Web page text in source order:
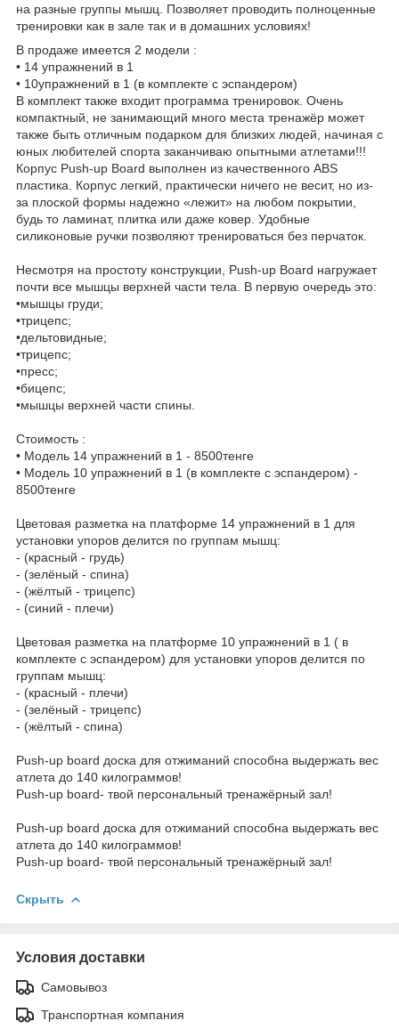
на разные группы мышц. Позволяет проводить полноценные
тренировки как в зале так и в домашних условиях!
В продаже имеется 2 модели :
• 14 упражнений в 1
• 10упражнений в 1 (в комплекте с эспандером)
В комплект также входит программа тренировок. Очень
компактный, не занимающий много места тренажёр может
также быть отличным подарком для близких людей, начиная с
юных любителей спорта заканчиваю опытными атлетами!!!
Корпус Push-up Board выполнен из качественного ABS
пластика. Корпус легкий, практически ничего не весит, но из-
за плоской формы надежно «лежит» на любом покрытии,
будь то ламинат, плитка или даже ковер. Удобные
силиконовые ручки позволяют тренироваться без перчаток.
Несмотря на простоту конструкции, Push-up Board нагружает
почти все мышцы верхней части тела. В первую очередь это:
•мышцы груди;
•трицепс;
•дельтовидные;
•трицепс;
•пресс;
•бицепс;
•мышцы верхней части спины.
Стоимость :
• Модель 14 упражнений в 1 - 8500тенге
• Модель 10 упражнений в 1 (в комплекте с эспандером) -
8500тенге
Цветовая разметка на платформе 14 упражнений в 1 для
установки упоров делится по группам мышц:
- (красный - грудь)
- (зелёный - спина)
- (жёлтый - трицепс)
- (синий - плечи)
Цветовая разметка на платформе 10 упражнений в 1 ( в
комплекте с эспандером) для установки упоров делится по
группам мышц:
- (красный - плечи)
- (зелёный - трицепс)
- (жёлтый - спина)
Push-up board доска для отжиманий способна выдержать вес
атлета до 140 килограммов!
Push-up board- твой персональный тренажёрный зал!
Push-up board доска для отжиманий способна выдержать вес
атлета до 140 килограммов!
Push-up board- твой персональный тренажёрный зал!
Скрыть
Условия доставки
Самовывоз
Транспортная компания